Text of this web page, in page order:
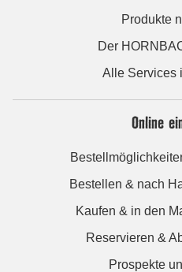
Produkte
Der
Alle Services
Online
Bestellen & nach
Kaufen & in den
Reservieren &
Prospekte